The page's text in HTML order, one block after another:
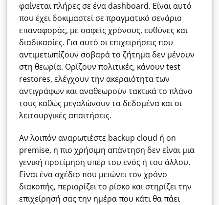
φαίνεται πλήρες σε ένα dashboard. Είναι αυτό
που έχει δοκιμαστεί σε πραγματικό σενάριο
επαναφοράς, με σαφείς χρόνους, ευθύνες και
διαδικασίες. Για αυτό οι επιχειρήσεις που
αντιμετωπίζουν σοβαρά το ζήτημα δεν μένουν
στη θεωρία. Ορίζουν πολιτικές, κάνουν test
restores, ελέγχουν την ακεραιότητα των
αντιγράφων και αναθεωρούν τακτικά το πλάνο
τους καθώς μεγαλώνουν τα δεδομένα και οι
λειτουργικές απαιτήσεις.
Αν λοιπόν αναρωτιέστε backup cloud ή on
premise, η πιο χρήσιμη απάντηση δεν είναι μια
γενική προτίμηση υπέρ του ενός ή του άλλου.
Είναι ένα σχέδιο που μειώνει τον χρόνο
διακοπής, περιορίζει το ρίσκο και στηρίζει την
επιχείρησή σας την ημέρα που κάτι θα πάει